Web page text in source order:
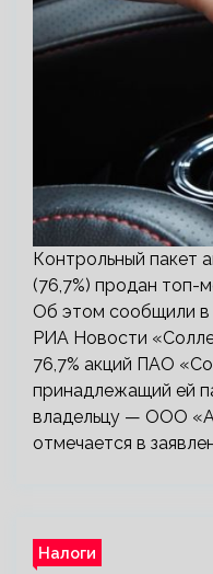
Контрольный пакет
(76,7%) продан топ-
Об этом сообщили в
РИА Новости
76,7% акций ПАО
принадлежащий ей
владельцу — ООО
отмечается в
Налоги